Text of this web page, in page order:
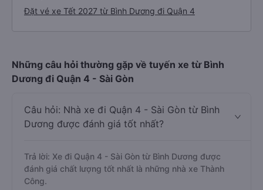
Đặt vé xe Tết 2027 từ Bình Dương đi Quận 4
Những câu hỏi thường gặp về tuyến xe từ Bình
Dương đi Quận 4 - Sài Gòn
Câu hỏi: Nhà xe đi Quận 4 - Sài Gòn từ Bình
Dương được đánh giá tốt nhất?
Trả lời: Xe đi Quận 4 - Sài Gòn từ Bình Dương được
đánh giá chất lượng tốt nhất là những nhà xe Thành
Công.